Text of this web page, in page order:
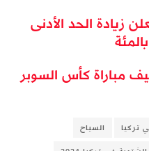
زيادة الحد الأدنى
مباراة كأس السوبر
تركيا
السياح